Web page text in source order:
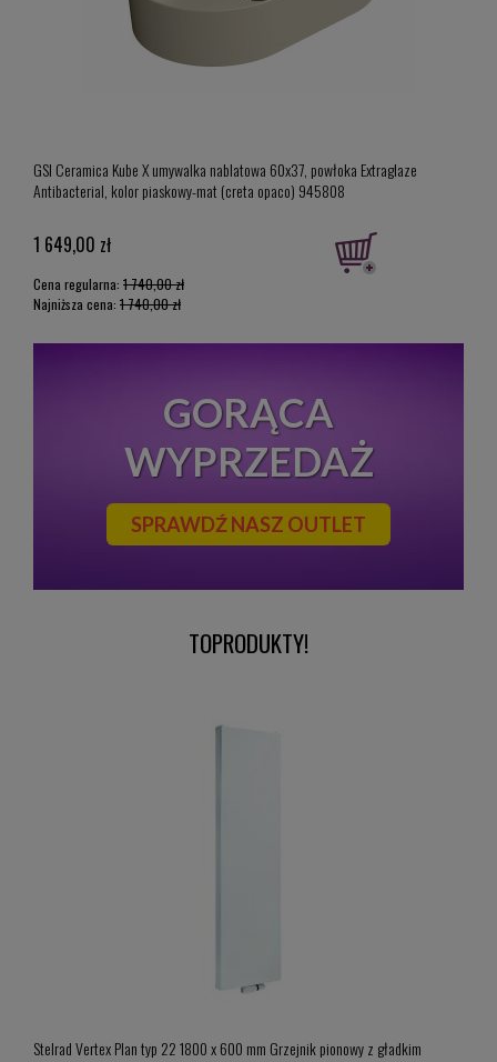
GSI Ceramica Kube X umywalka nablatowa 60x37, powłoka Extraglaze
Antibacterial, kolor piaskowy-mat (creta opaco) 945808
1 649,00 zł
Cena regularna: 1 740,00 zł
Najniższa cena: 1 740,00 zł
GORĄCA
WYPRZEDAŻ
SPRAWDŹ NASZ OUTLET
TOPRODUKTY!
Stelrad Vertex Plan typ 22 1800 x 600 mm Grzejnik pionowy z gładkim